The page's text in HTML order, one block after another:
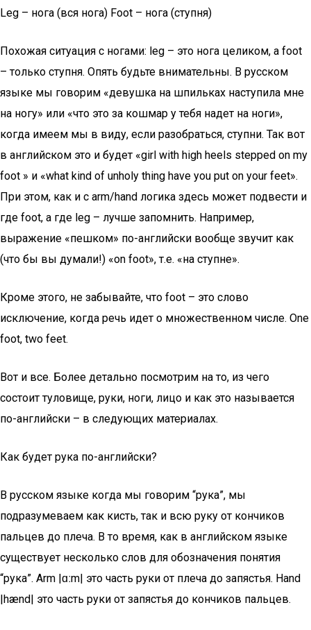
Leg – нога (вся нога) Foot – нога (ступня)
Похожая ситуация с ногами: leg – это нога целиком, а foot
– только ступня. Опять будьте внимательны. В русском
языке мы говорим «девушка на шпильках наступила мне
на ногу» или «что это за кошмар у тебя надет на ноги»,
когда имеем мы в виду, если разобраться, ступни. Так вот
в английском это и будет «girl with high heels stepped on my
foot » и «what kind of unholy thing have you put on your feet».
При этом, как и с arm/hand логика здесь может подвести и
где foot, а где leg – лучше запомнить. Например,
выражение «пешком» по-английски вообще звучит как
(что бы вы думали!) «on foot», т.е. «на ступне».
Кроме этого, не забывайте, что foot – это слово
исключение, когда речь идет о множественном числе. One
foot, two feet.
Вот и все. Более детально посмотрим на то, из чего
состоит туловище, руки, ноги, лицо и как это называется
по-английски – в следующих материалах.
Как будет рука по-английски?
В русском языке когда мы говорим “рука”, мы
подразумеваем как кисть, так и всю руку от кончиков
пальцев до плеча. В то время, как в английском языке
существует несколько слов для обозначения понятия
“рука”. Arm |ɑːm| это часть руки от плеча до запястья. Hand
|hænd| это часть руки от запястья до кончиков пальцев.